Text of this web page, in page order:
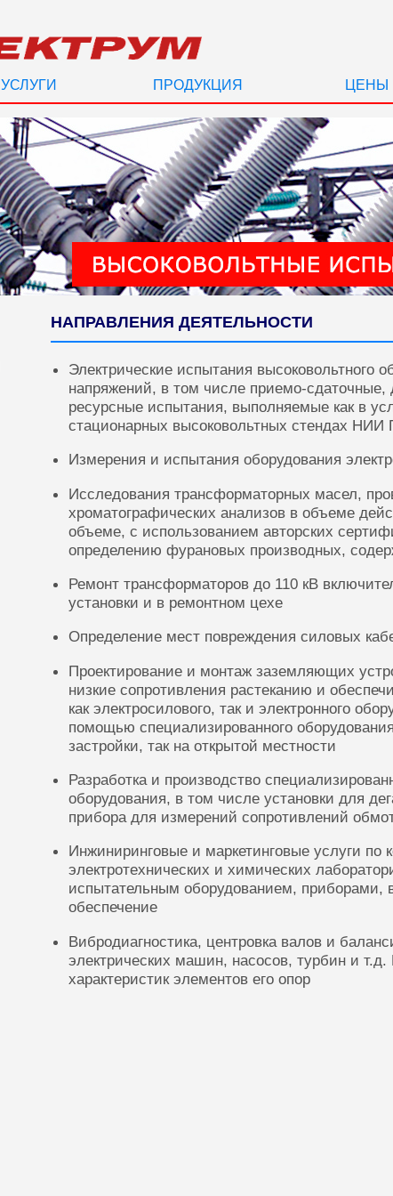
УСЛУГИ ПРОДУКЦИЯ ЦЕНЫ
НАПРАВЛЕНИЯ ДЕЯТЕЛЬНОСТИ
Электрические испытания высоковольтного
напряжений, в том числе приемо-сдаточные,
ресурсные испытания, выполняемые как в
стационарных высоковольтных стендах НИИ
Измерения и испытания оборудования
Исследования трансформаторных масел,
хроматографических анализов в объеме
объеме, с использованием авторских
определению фурановых производных,
Ремонт трансформаторов до 110 кВ
установки и в ремонтном цехе
Определение мест повреждения силовых
Проектирование и монтаж заземляющих
низкие сопротивления растеканию и
как электросилового, так и электронного
помощью специализированного
застройки, так на открытой местности
Разработка и производство
оборудования, в том числе установки для
прибора для измерений сопротивлений
Инжиниринговые и маркетинговые услуги
электротехнических и химических
испытательным оборудованием, приборами,
обеспечение
Вибродиагностика, центровка валов и
электрических машин, насосов, турбин и
характеристик элементов его опор